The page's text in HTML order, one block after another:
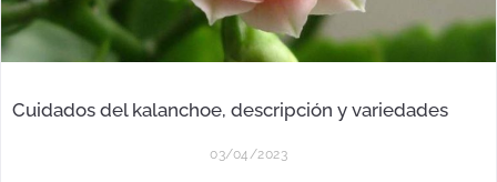
Cuidados del kalanchoe, descripción y variedades
03/04/2023